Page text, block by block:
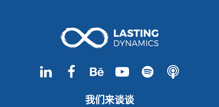
我们来谈谈